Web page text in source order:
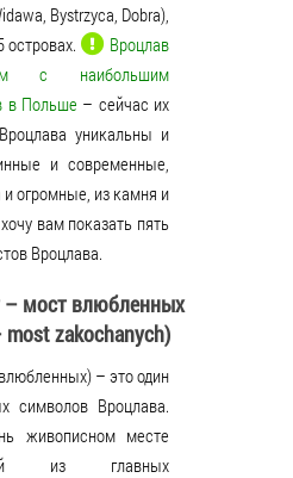
Bystrzyca, Dobra),
островах.
Вроцлав
с наибольшим
в Польше – сейчас их
уникальны и
и современные,
огромные, из камня и
вам показать пять
Вроцлава.
– мост влюбленных
zakochanych)
– это один
символов Вроцлава.
живописном месте
из главных